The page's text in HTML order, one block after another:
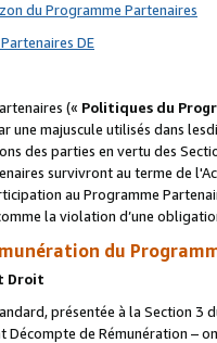
du Programme Partenaires
DE
(« Politiques du
une majuscule utilisés dans
des parties en vertu des
survivront au terme de
au Programme
la violation d’une
du
Droit
présentée à la Section 3
Décompte de Rémunération –